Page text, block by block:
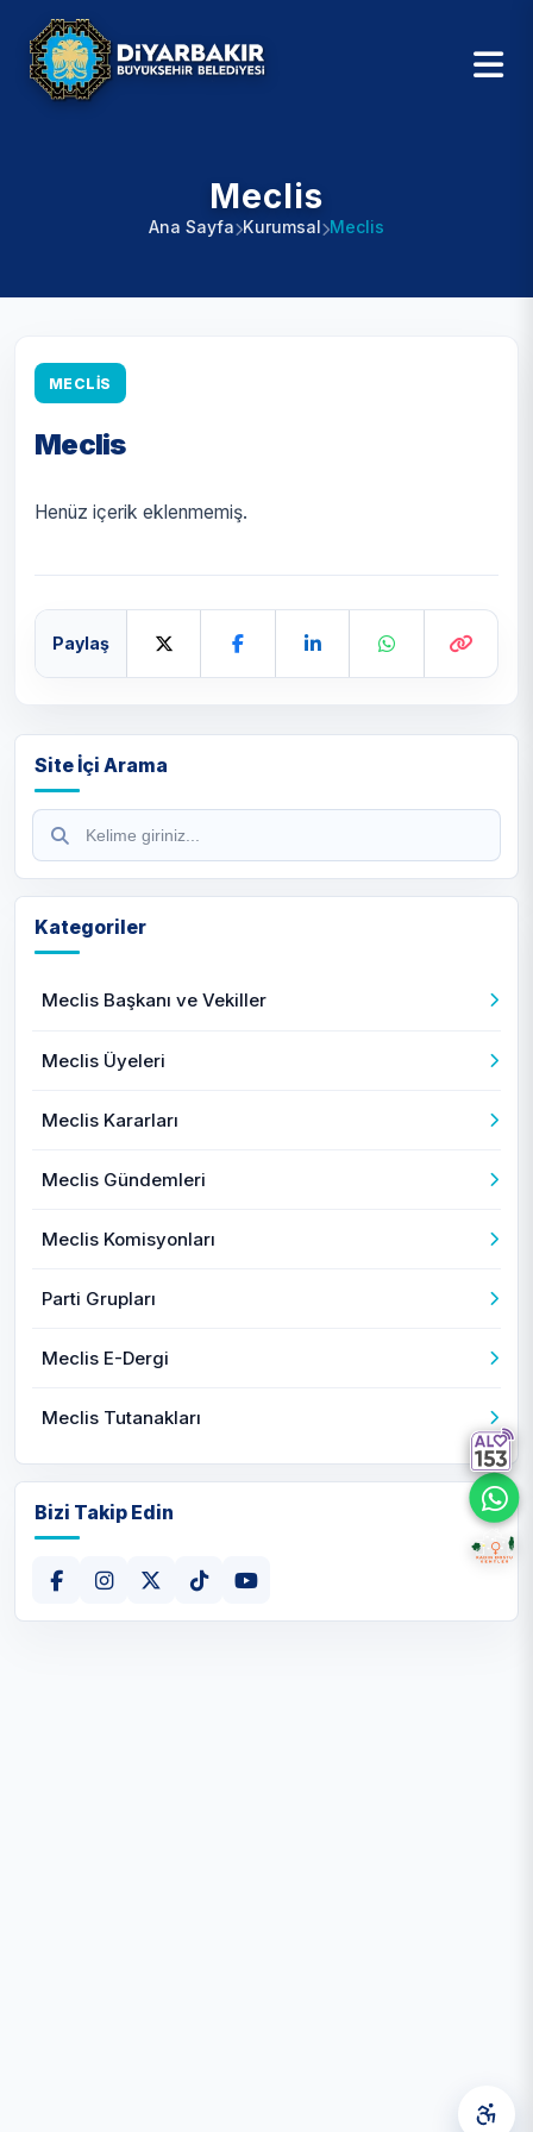
Meclis
Ana Sayfa Kurumsal Meclis
Site İçi Arama
Kategoriler
Meclis Başkanı ve Vekiller
Meclis Üyeleri
Meclis Kararları
Meclis Gündemleri
Meclis Komisyonları
Parti Grupları
Meclis E-Dergi
Meclis Tutanakları
Bizi Takip Edin
MECLIS
Meclis
Henüz içerik eklenmemiş.
Paylaş